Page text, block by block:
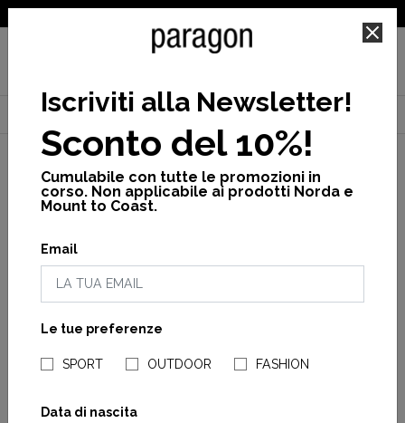
NEGOZI PARAGONSHOP
Home Donna Calzature Sabot Justine dark beige
Iscriviti alla Newsletter!
Sconto del 10%!
Cumulabile con tutte le promozioni in
corso. Non applicabile ai prodotti Norda e
Mount to Coast.
Email
Le tue preferenze
SPORT OUTDOOR FASHION
Data di nascita